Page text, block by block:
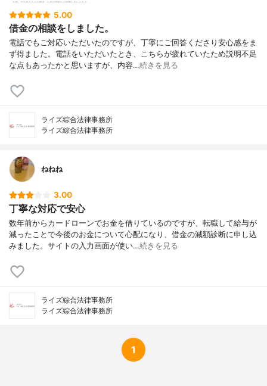
5.00
借金の相談をしました。
電話でもご対応いただいたのですが、丁寧にご回答くださり安心感をま
ず得ました。電話をいただいたとき、こちらが疲れていたため説明不足
な点もあったかと思いますが、内容…続きを見る
ライズ綜合法律事務所
ライズ綜合法律事務所
ねねね
3.00
丁寧な対応で安心
数年前からカードローンでお金を借りているのですが、転職して給与が
減ったことで今後のお金について心配になり、借金の減額診断に申し込
みました。サイトの入力画面が使い…続きを見る
ライズ綜合法律事務所
ライズ綜合法律事務所
1